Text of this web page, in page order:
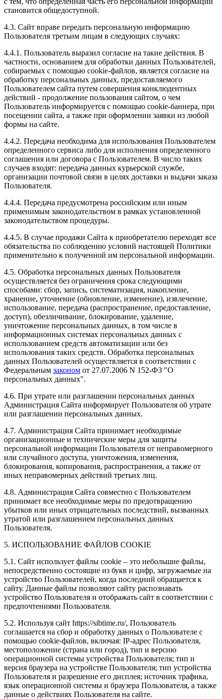
становится общедоступной.
4.3. Сайт вправе передать персональную информацию
Пользователя третьим лицам в следующих случаях:
4.4.1. Пользователь выразил согласие на такие действия. В
частности, основанием для обработки данных Пользователей,
собираемых с помощью cookie-файлов, является согласие на
обработку персональных данных, предоставляемого
Пользователем сайта путем совершения конклюдентных
действий - продолжение пользования сайтом, о чем
Пользователь информируется с помощью cookie-баннера, при
посещении сайта, а также при оформлении заявки из любой
формы на сайте.
4.4.2. Передача необходима для использования Пользователем
определенного сервиса либо для исполнения определенного
соглашения или договора с Пользователем. В число таких
случаев входят: передача данных курьерской службе,
организации почтовой связи в целях доставки и выдачи заказа
Пользователя.
4.4.4. Передача предусмотрена российским или иным
применимым законодательством в рамках установленной
законодательством процедуры.
4.4.5. В случае продажи Сайта к приобретателю переходят все
обязательства по соблюдению условий настоящей Политики
применительно к полученной им персональной информации.
4.5. Обработка персональных данных Пользователя
осуществляется без ограничения срока следующими
способами: сбор, запись, систематизация, накопление,
хранение, уточнение (обновление, изменение), извлечение,
использование, передача (распространение, предоставление,
доступ), обезличивание, блокирование, удаление,
уничтожение персональных данных, в том числе в
информационных системах персональных данных с
использованием средств автоматизации или без
использования таких средств. Обработка персональных
данных Пользователей осуществляется в соответствии с
Федеральным законом от 27.07.2006 N 152-ФЗ "О
персональных данных".
4.6. При утрате или разглашении персональных данных
Администрация Сайта информирует Пользователя об утрате
или разглашении персональных данных.
4.7. Администрация Сайта принимает необходимые
организационные и технические меры для защиты
персональной информации Пользователя от неправомерного
или случайного доступа, уничтожения, изменения,
блокирования, копирования, распространения, а также от
иных неправомерных действий третьих лиц.
4.8. Администрация Сайта совместно с Пользователем
принимает все необходимые меры по предотвращению
убытков или иных отрицательных последствий, вызванных
утратой или разглашением персональных данных
Пользователя.
5. ИСПОЛЬЗОВАНИЕ ФАЙЛОВ COOKIE
5.1. Сайт использует файлы cookie – это небольшие файлы,
непосредственно состоящие из букв и цифр, загружаемые на
устройство Пользователей, когда последний обращается к
сайту. Данные файлы позволяют сайту распознавать
устройство Пользователя и отображать сайт в соответствии с
предпочтениями Пользователя.
5.2. Используя сайт https://sibtime.ru/, Пользователь
соглашается на сбор и обработку данных о Пользователе с
помощью cookie-файлов, включая: IP-адрес Пользователя,
местоположение (страна или город), тип и версию
операционной системы устройства Пользователя; тип и
версия браузера на устройстве Пользователя; тип устройства
Пользователя и разрешение его дисплея; источник трафика,
язык операционной системы и браузера Пользователя, а также
данные о действиях Пользователя на сайте.